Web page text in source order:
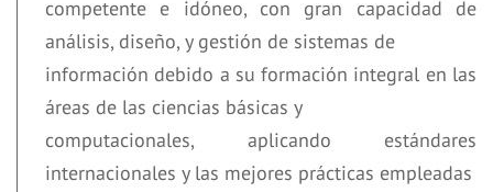
competente e idóneo, con gran capacidad de
análisis, diseño, y gestión de sistemas de
información debido a su formación integral en las
áreas de las ciencias básicas y
computacionales, aplicando estándares
internacionales y las mejores prácticas empleadas